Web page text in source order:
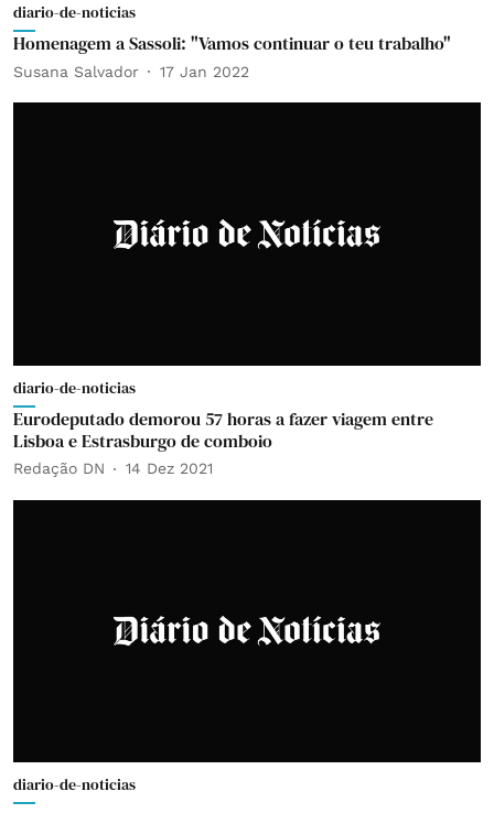
diario-de-noticias
Homenagem a Sassoli: "Vamos continuar o teu trabalho"
Susana Salvador 17 Jan 2022
diario-de-noticias
Eurodeputado demorou 57 horas a fazer viagem entre
Lisboa e Estrasburgo de comboio
Redação DN 14 Dez 2021
diario-de-noticias